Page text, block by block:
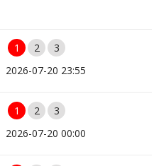
1 2
3
2026-07-20 23:55
1 2
3
2026-07-20 00:00